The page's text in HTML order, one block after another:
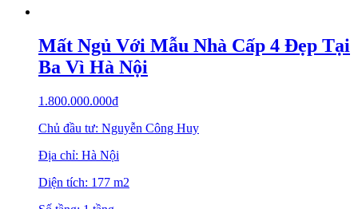
Mất Ngủ Với Mẫu Nhà Cấp 4 Đẹp Tại
Ba Vì Hà Nội
1.800.000.000₫
Chủ đầu tư: Nguyễn Công Huy
Địa chỉ: Hà Nội
Diện tích: 177 m2